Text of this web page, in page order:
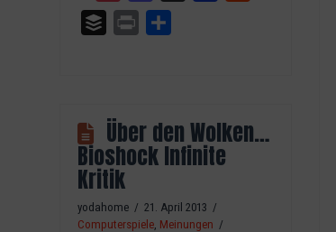
Buffer
Print
Über den Wolken…
Bioshock Infinite
Kritik
yodahome
21. April 2013
Computerspiele Meinungen